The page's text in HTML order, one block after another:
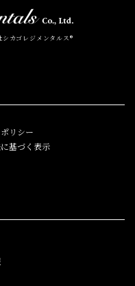
カゴレジメンタルス®
リシー
基づく表示